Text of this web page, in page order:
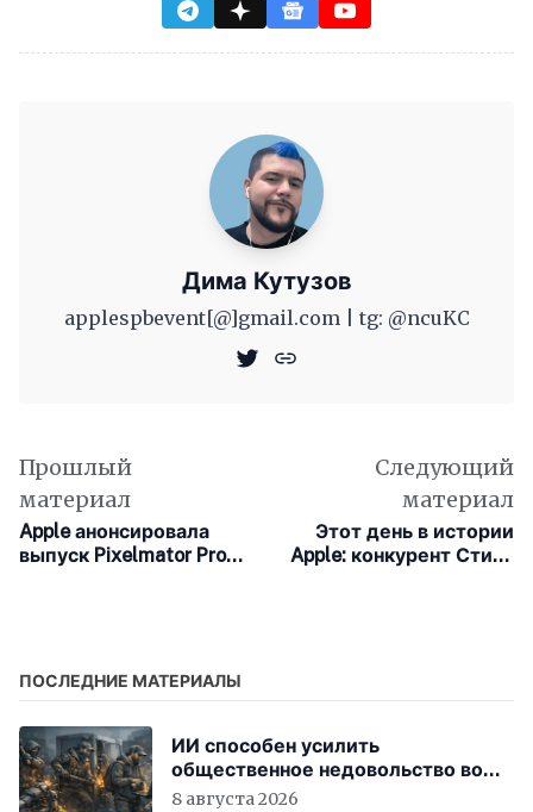
Дима Кутузов
applespbevent[@]gmail.com | tg: @ncuKC
Прошлый
материал
Apple анонсировала
выпуск Pixelmator Pro
Следующий
материал
Этот день в истории
Apple: конкурент Стива
ПОСЛЕДНИЕ МАТЕРИАЛЫ
ИИ способен усилить
общественное недовольство во
всём мире
8 августа 2026